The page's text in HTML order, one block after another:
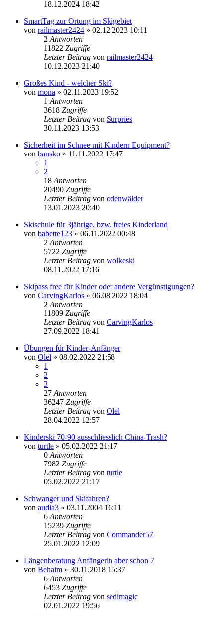
18.12.2024 18:42
SmartTag zur Ortung im Skigebiet
von railmaster2424 » 02.12.2023 10:11
2 Antworten
11822 Zugriffe
Letzter Beitrag von railmaster2424
10.12.2023 21:40
Großes Kind - welcher Ski?
von mona » 02.11.2023 19:52
1 Antworten
3618 Zugriffe
Letzter Beitrag von Surpries
30.11.2023 13:53
Sicherheit im Schnee mit Kindern Equipment?
von bansko » 11.11.2022 17:47
1
2
18 Antworten
20490 Zugriffe
Letzter Beitrag von odenwälder
13.01.2023 20:40
Skischule für 3jährige, bzw. freies Kinderland
von babette123 » 06.11.2022 00:48
2 Antworten
5722 Zugriffe
Letzter Beitrag von wolkeski
08.11.2022 17:16
Skipass free für Kinder oder andere Vergünstigungen?
von CarvingKarlos » 06.08.2022 18:04
2 Antworten
11809 Zugriffe
Letzter Beitrag von CarvingKarlos
27.09.2022 18:41
Übungen für Kinder-Anfänger
von Olel » 08.02.2022 21:58
1
2
3
27 Antworten
36247 Zugriffe
Letzter Beitrag von Olel
28.04.2022 12:57
Kinderski 70-90 ausschliesslich China-Trash?
von turtle » 05.02.2022 21:17
0 Antworten
7982 Zugriffe
Letzter Beitrag von turtle
05.02.2022 21:17
Schwanger und Skifahren?
von audia3 » 03.11.2004 16:11
6 Antworten
15239 Zugriffe
Letzter Beitrag von Commander57
25.01.2022 12:09
Längenberatung Anfängerin aber schon 7
von Behaim » 30.11.2018 15:37
6 Antworten
6453 Zugriffe
Letzter Beitrag von sedimagic
02.01.2022 19:56